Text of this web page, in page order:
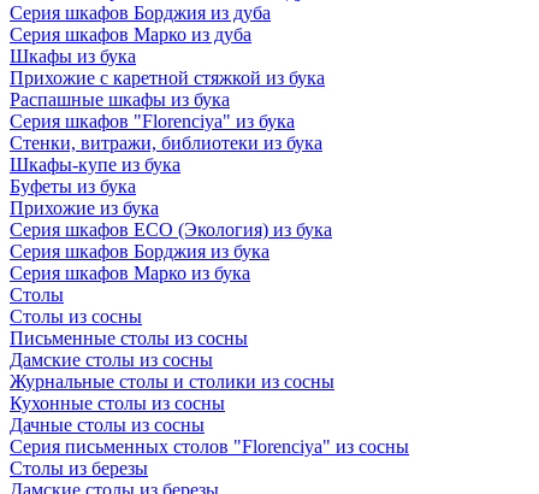
Серия шкафов Борджия из дуба
Серия шкафов Марко из дуба
Шкафы из бука
Прихожие с каретной стяжкой из бука
Распашные шкафы из бука
Серия шкафов "Florenciya" из бука
Стенки, витражи, библиотеки из бука
Шкафы-купе из бука
Буфеты из бука
Прихожие из бука
Серия шкафов ECO (Экология) из бука
Серия шкафов Борджия из бука
Серия шкафов Марко из бука
Столы
Столы из сосны
Письменные столы из сосны
Дамские столы из сосны
Журнальные столы и столики из сосны
Кухонные столы из сосны
Дачные столы из сосны
Серия письменных столов "Florenciya" из сосны
Столы из березы
Дамские столы из березы